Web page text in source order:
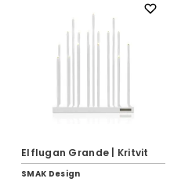
Elflugan Grande | Kritvit
SMAK Design